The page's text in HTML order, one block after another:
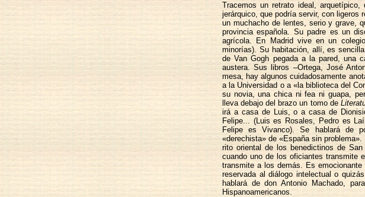
Tracemos un retrato ideal, arquetípico,
jerárquico, que podría servir, con ligeros
un muchacho de lentes, serio y grave,
provincia española. Su padre es un
agrícola. En Madrid vive en un
minorías). Su habitación, allí, es
de Van Gogh pegada a la pared, una
austera. Sus libros –Ortega, José
mesa, hay algunos cuidadosamente
a la Universidad o a «la biblioteca del
su novia, una chica ni fea ni guapa,
lleva debajo del brazo un tomo de
irá a casa de Luis, o a casa de
Felipe... (Luis es Rosales, Pedro es
Felipe es Vivanco). Se hablará de
«derechista» de «España sin
rito oriental de los benedictinos de
cuando uno de los oficiantes transmite
transmite a los demás. Es
reservada al diálogo intelectual o
hablará de don Antonio Machado,
Hispanoamericanos.